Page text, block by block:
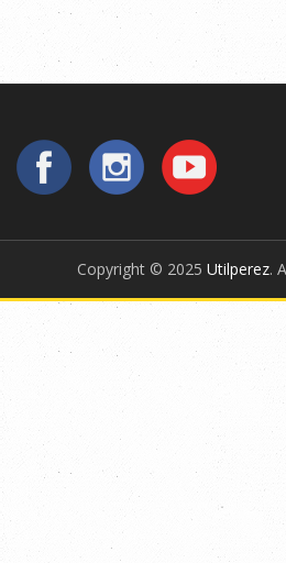
Copyright © 2025 Utilperez.